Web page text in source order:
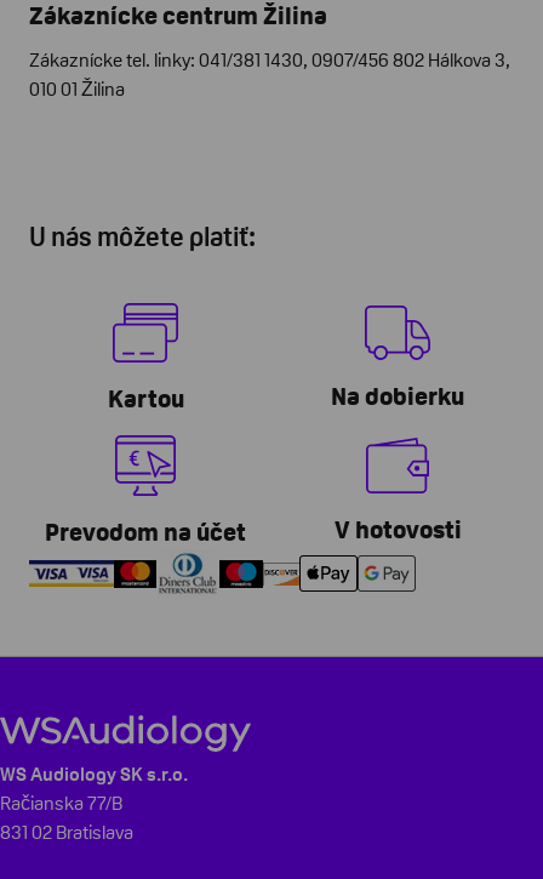
Zákaznícke centrum Žilina
Zákaznícke tel. linky: 041/381 1430, 0907/456 802 Hálkova 3,
010 01 Žilina
U nás môžete platiť:
Kartou Na dobierku
Prevodom na účet V hotovosti
WS Audiology SK s.r.o.
Račianska 77/B
831 02 Bratislava